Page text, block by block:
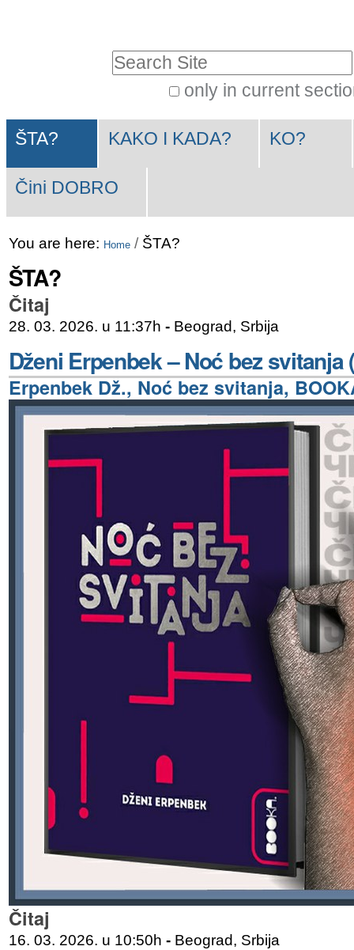
Skip
to
navigation
only in current
Search…
Navigation
ŠTA? KAKO I KADA? KO?
Čini DOBRO
You are here: Home / ŠTA?
ŠTA?
Čitaj
28. 03. 2026. u 11:37h - Beograd, Srbija
Dženi Erpenbek – Noć bez svitanja
Erpenbek Dž., Noć bez svitanja,
Čitaj
16. 03. 2026. u 10:50h - Beograd, Srbija